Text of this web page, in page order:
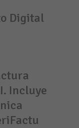
Digital
Incluye